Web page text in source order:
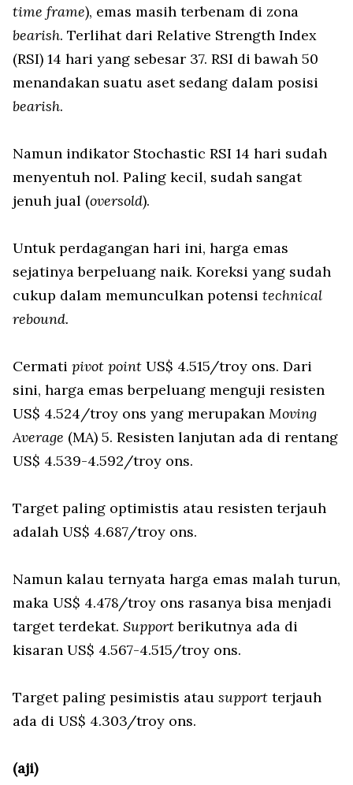
time frame), emas masih terbenam di zona
bearish. Terlihat dari Relative Strength Index
(RSI) 14 hari yang sebesar 37. RSI di bawah 50
menandakan suatu aset sedang dalam posisi
bearish.
Namun indikator Stochastic RSI 14 hari sudah
menyentuh nol. Paling kecil, sudah sangat
jenuh jual (oversold).
Untuk perdagangan hari ini, harga emas
sejatinya berpeluang naik. Koreksi yang sudah
cukup dalam memunculkan potensi technical
rebound.
Cermati pivot point US$ 4.515/troy ons. Dari
sini, harga emas berpeluang menguji resisten
US$ 4.524/troy ons yang merupakan Moving
Average (MA) 5. Resisten lanjutan ada di rentang
US$ 4.539-4.592/troy ons.
Target paling optimistis atau resisten terjauh
adalah US$ 4.687/troy ons.
Namun kalau ternyata harga emas malah turun,
maka US$ 4.478/troy ons rasanya bisa menjadi
target terdekat. Supportberikutnya ada di
kisaran US$ 4.567-4.515/troy ons.
Target paling pesimistis atau support terjauh
ada di US$ 4.303/troy ons.
(aji)